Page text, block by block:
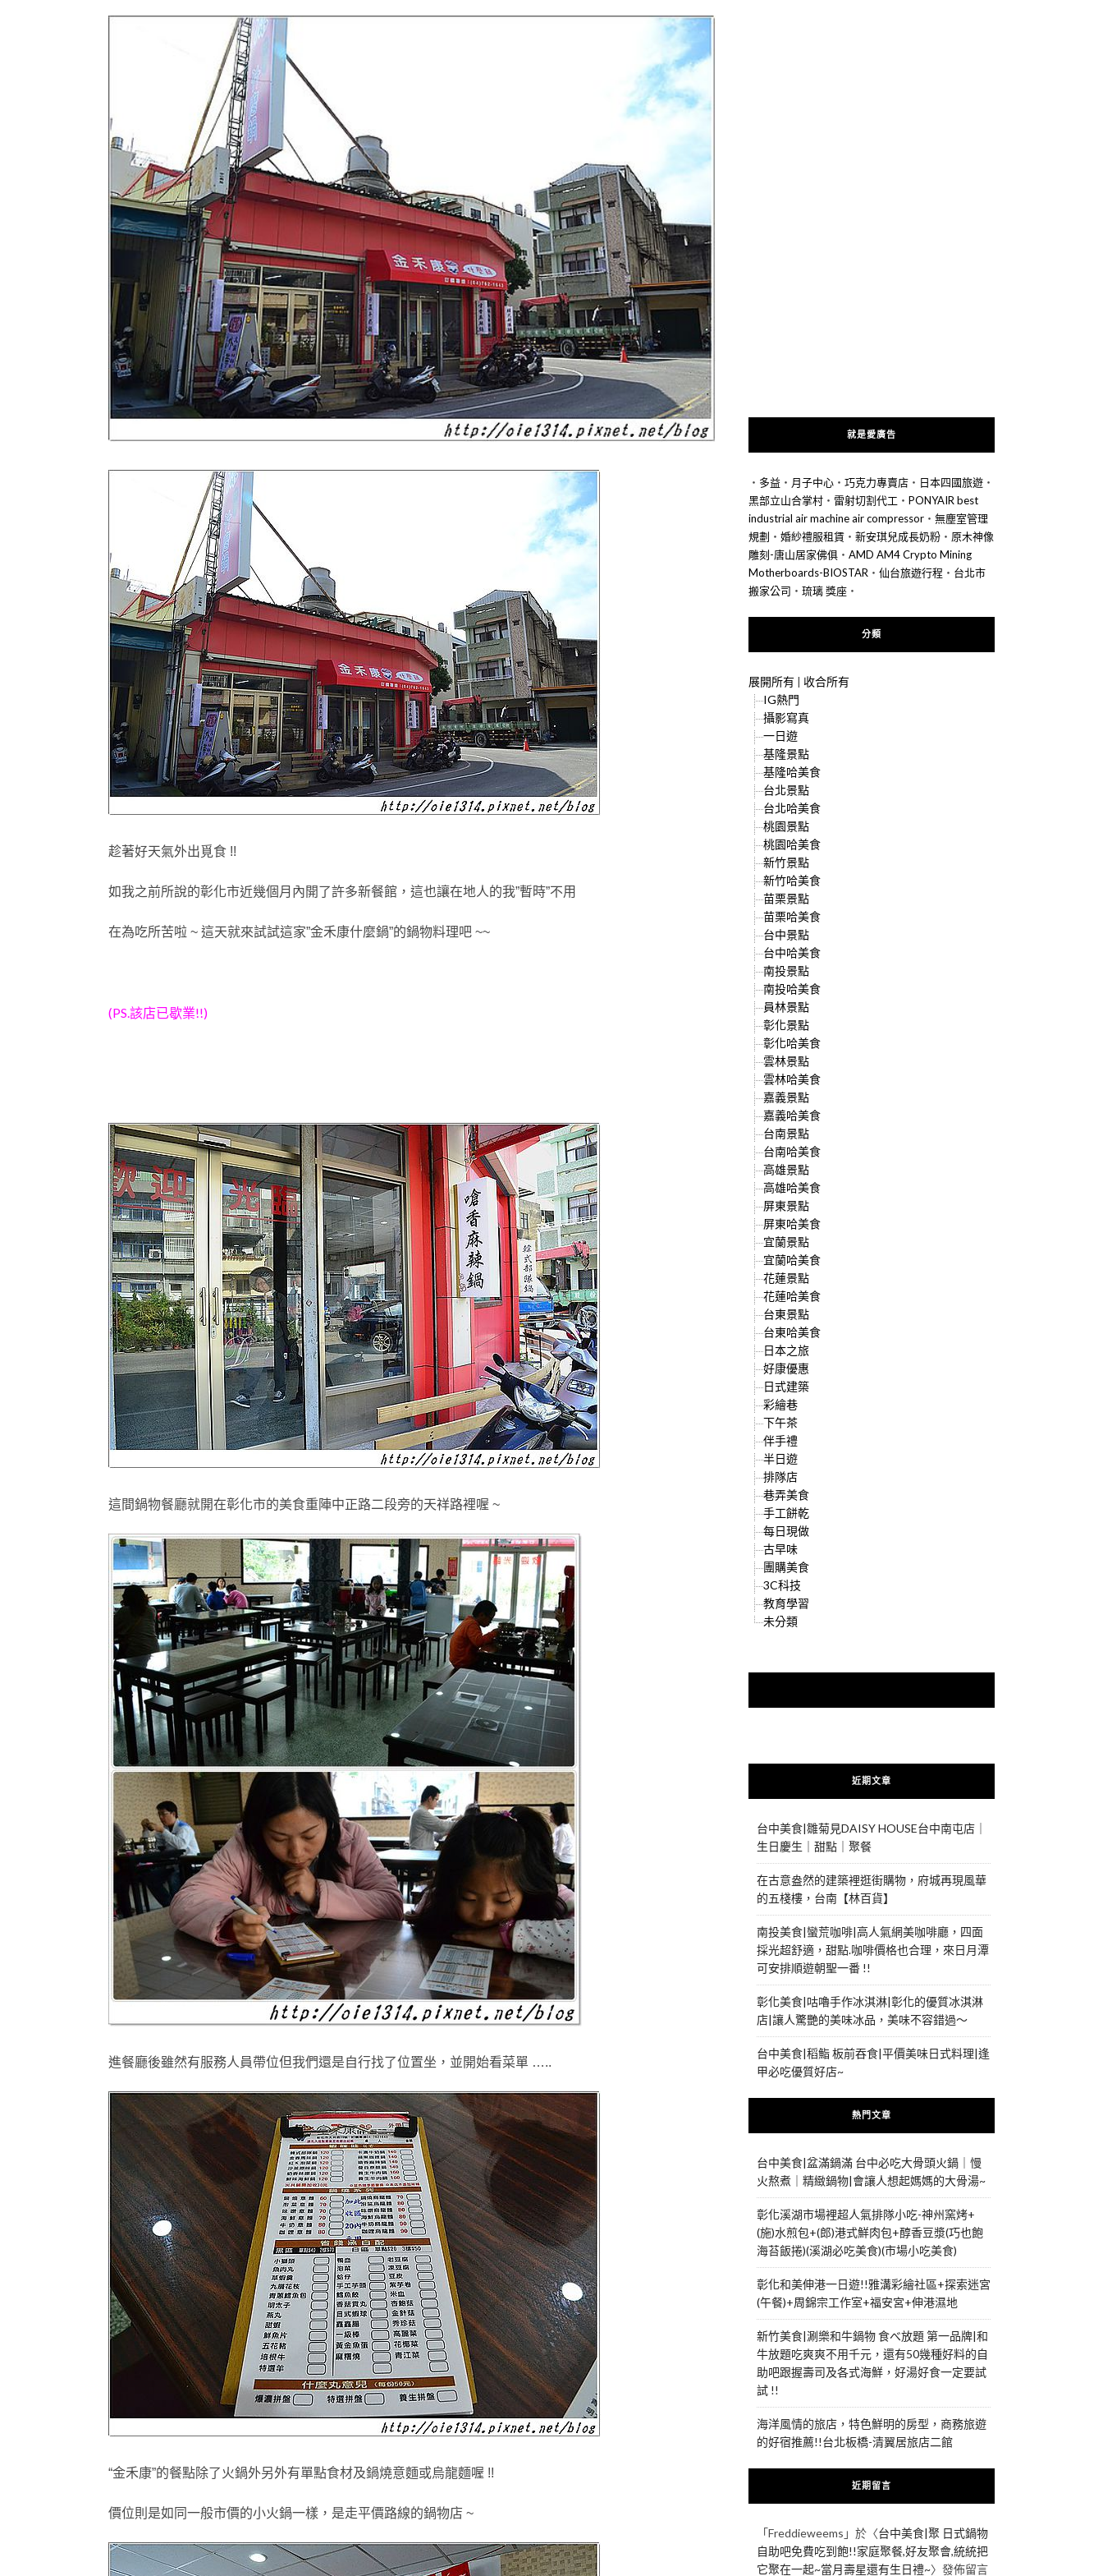
趁著好天氣外出覓食 !!
如我之前所說的彰化市近幾個月內開了許多新餐館 ，這也讓在地人的我”暫時”不用
在為吃所苦啦 ~ 這天就來試試這家”金禾康什麼鍋”的鍋物料理吧 ~~
(PS.該店已歇業!!)
這間鍋物餐廳就開在彰化市的美食重陣中正路二段旁的天祥路裡喔 ~
進餐廳後雖然有服務人員帶位但我們還是自行找了位置坐，並開始看菜單 …..
“金禾康”的餐點除了火鍋外另外有單點食材及鍋燒意麵或烏龍麵喔 !!
價位則是如同一般市價的小火鍋一樣 ，是走平價路線的鍋物店 ~
就是愛廣告
‧ 多益 ‧ 月子中心 ‧ 巧克力專賣店 ‧ 日本四國旅遊 ‧
黑部立山合掌村 ‧ 雷射切割代工 ‧ PONYAIR best
industrial air machine air compressor ‧ 無塵室管理
規劃 ‧ 婚紗禮服租賃 ‧ 新安琪兒成長奶粉 ‧ 原木神像
雕刻-唐山居家佛俱 ‧ AMD AM4 Crypto Mining
Motherboards-BIOSTAR ‧ 仙台旅遊行程 ‧ 台北市
搬家公司 ‧ 琉璃 獎座 ‧
分類
展開所有 | 收合所有
IG熱門
攝影寫真
一日遊
基隆景點
基隆哈美食
台北景點
台北哈美食
桃園景點
桃園哈美食
新竹景點
新竹哈美食
苗栗景點
苗栗哈美食
台中景點
台中哈美食
南投景點
南投哈美食
員林景點
彰化景點
彰化哈美食
雲林景點
雲林哈美食
嘉義景點
嘉義哈美食
台南景點
台南哈美食
高雄景點
高雄哈美食
屏東景點
屏東哈美食
宜蘭景點
宜蘭哈美食
花蓮景點
花蓮哈美食
台東景點
台東哈美食
日本之旅
好康優惠
日式建築
彩繪巷
下午茶
伴手禮
半日遊
排隊店
巷弄美食
手工餅乾
每日現做
古早味
團購美食
3C科技
教育學習
未分類
近期文章
台中美食|雛菊見DAISY HOUSE台中南屯店｜
生日慶生｜甜點｜聚餐
在古意盎然的建築裡逛街購物，府城再現風華
的五棧樓，台南【林百貨】
南投美食|蠻荒咖啡|高人氣網美咖啡廳，四面
採光超舒適，甜點.咖啡價格也合理，來日月潭
可安排順遊朝聖一番 !!
彰化美食|咕嚕手作冰淇淋|彰化的優質冰淇淋
店|讓人驚艷的美味冰品，美味不容錯過～
台中美食|稻鮨 板前吞食|平價美味日式料理|逢
甲必吃優質好店~
熱門文章
台中美食|盆滿鍋滿 台中必吃大骨頭火鍋｜慢
火熬煮｜精緻鍋物|會讓人想起媽媽的大骨湯~
彰化溪湖市場裡超人氣排隊小吃-神州窯烤+
(施)水煎包+(郎)港式鮮肉包+醇香豆漿(巧也飽
海苔飯捲)(溪湖必吃美食)(市場小吃美食)
彰化和美伸港一日遊!!雅溝彩繪社區+探索迷宮
(午餐)+周錦宗工作室+福安宮+伸港濕地
新竹美食|涮樂和牛鍋物 食べ放題 第一品牌|和
牛放題吃爽爽不用千元，還有50幾種好料的自
助吧跟握壽司及各式海鮮，好湯好食一定要試
試 !!
海洋風情的旅店，特色鮮明的房型，商務旅遊
的好宿推薦!!台北板橋-清翼居旅店二館
近期留言
「Freddieweems 」於〈台中美食|聚 日式鍋物
自助吧免費吃到飽!!家庭聚餐,好友聚會,統統把
它聚在一起~當月壽星還有生日禮~〉發佈留言